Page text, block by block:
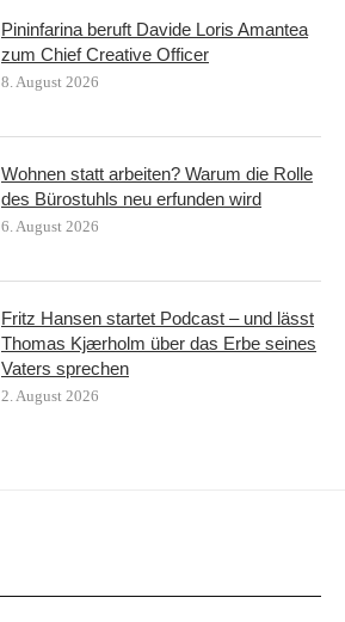
Pininfarina beruft Davide Loris Amantea
zum Chief Creative Officer
8. August 2026
Wohnen statt arbeiten? Warum die Rolle
des Bürostuhls neu erfunden wird
6. August 2026
Fritz Hansen startet Podcast – und lässt
Thomas Kjærholm über das Erbe seines
Vaters sprechen
2. August 2026